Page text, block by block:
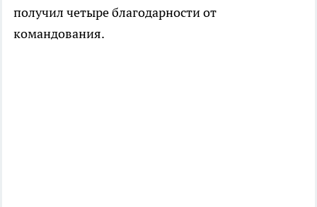
получил четыре благодарности от
командования.